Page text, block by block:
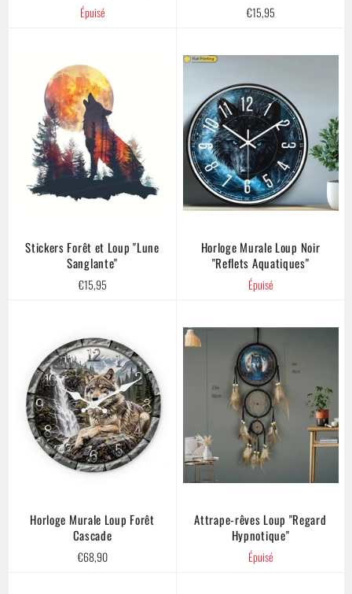
Épuisé
Prix
€15,95
Stickers Forêt et Loup "Lune
Sanglante"
Prix
€15,95
Horloge Murale Loup Noir
"Reflets Aquatiques"
Épuisé
Horloge Murale Loup Forêt
Cascade
Prix
€68,90
Attrape-rêves Loup "Regard
Hypnotique"
Épuisé